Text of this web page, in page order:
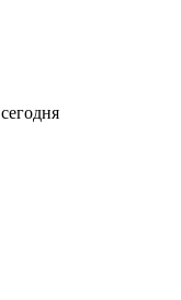
сегодня